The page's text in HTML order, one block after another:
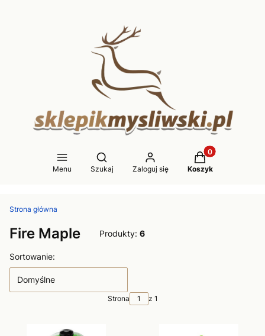
Menu
Otwórz wyszukiwarkę
Szukaj Zaloguj się
Produkty w
Koszyk
Strona główna
Fire Maple Produkty: 6
Lista produktów
Sortowanie:
Domyślne
Strona z 1